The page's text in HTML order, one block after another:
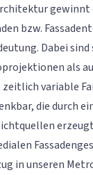
gewinnt
bzw.
Dabei
als
variable
die durch
in unseren